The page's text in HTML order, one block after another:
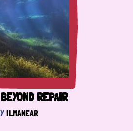
REPAIR
ILMANEAR